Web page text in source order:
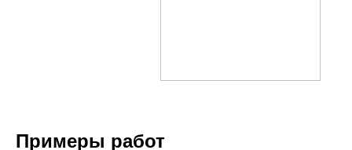
Примеры работ